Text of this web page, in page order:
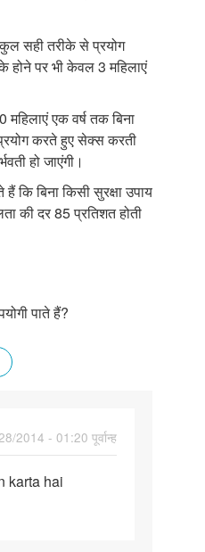
सही तरीके से प्रयोग
होने पर भी केवल 3 महिलाएं
एक वर्ष तक बिना
करते हुए सेक्स करती
हो जाएंगी।
बिना किसी सुरक्षा उपाय
की दर 85 प्रतिशत होती
पाते हैं?
2014 - 01:20 पूर्वान्ह
karta hai